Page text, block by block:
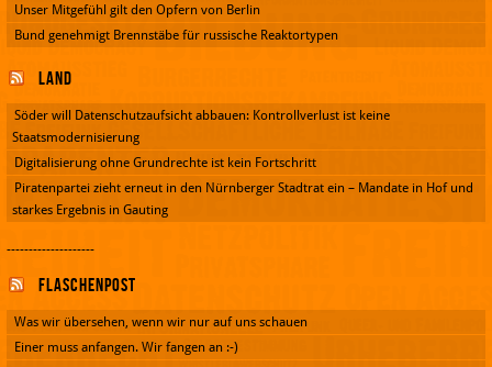
Unser Mitgefühl gilt den Opfern von Berlin
Bund genehmigt Brennstäbe für russische Reaktortypen
Land
Söder will Datenschutzaufsicht abbauen: Kontrollverlust ist keine
Staatsmodernisierung
Digitalisierung ohne Grundrechte ist kein Fortschritt
Piratenpartei zieht erneut in den Nürnberger Stadtrat ein – Mandate in Hof und
starkes Ergebnis in Gauting
--------------------
Flaschenpost
Was wir übersehen, wenn wir nur auf uns schauen
Einer muss anfangen. Wir fangen an :-)